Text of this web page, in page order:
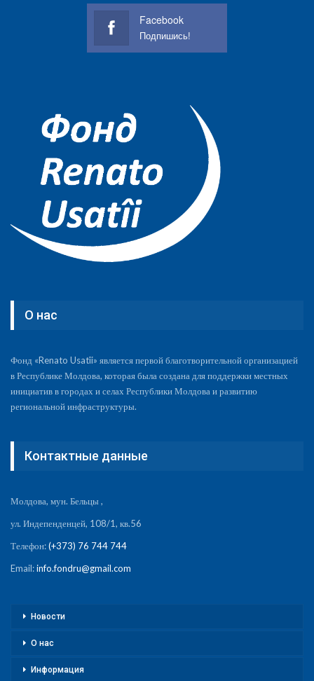
Facebook
Подпишись!
О нас
Фонд «Renato Usatîi» является первой благотворительной организацией
в Республике Молдова, которая была создана для поддержки местных
инициатив в городах и селах Республики Молдова и развитию
региональной инфраструктуры.
Контактные данные
Молдова, мун. Бельцы ,
ул. Индепенденцей, 108/1, кв.56
Телефон:(+373) 76 744 744
Email:info.fondru@gmail.com
Новости
О нас
Информация